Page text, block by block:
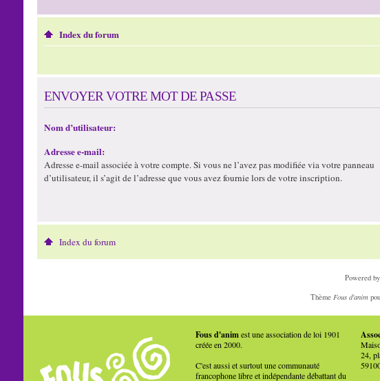
Index du forum
ENVOYER VOTRE MOT DE PASSE
Nom d’utilisateur:
Adresse e-mail:
Adresse e-mail associée à votre compte. Si vous ne l’avez pas modifiée via votre panneau
d’utilisateur, il s’agit de l’adresse que vous avez fournie lors de votre inscription.
Index du forum
Powered by
Thème Fous d'anim
Fous d'animest une association de loi 1901
créée en 2000.
C'est aussi et surtout une communauté
francophone libre et indépendante débattant du
24,